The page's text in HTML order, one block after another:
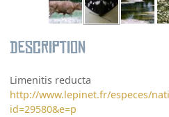
Description
Limenitis reducta
http://www.lepinet.fr/especes/
id=29580&e=p